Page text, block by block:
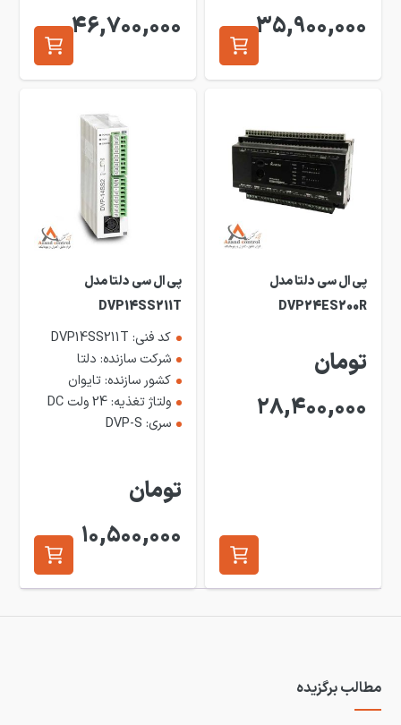
35,900,000
46,700,000
پی ال سی دلتا مدل
DVP24ES200R
تومان
28,400,000
پی ال سی دلتا مدل
DVP14SS211T
کد فنی: DVP14SS211T
شرکت سازنده: دلتا
کشور سازنده: تایوان
ولتاژ تغذیه: 24 ولت DC
سری: DVP-S
تومان
10,500,000
مطالب برگزیده